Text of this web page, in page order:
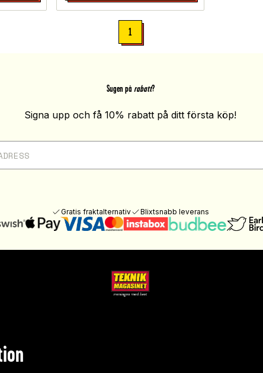
1
Sugen på rabatt?
Signa upp och få 10% rabatt på ditt första köp!
Gratis fraktalternativ Blixtsnabb leverans